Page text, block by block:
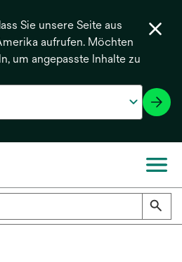
Sie unsere Seite aus
aufrufen. Möchten
um angepasste Inhalte zu